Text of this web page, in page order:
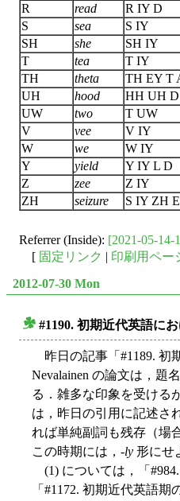
R
read
R IY D
S
sea
S IY
SH
she
SH IY
T
tea
T IY
TH
theta
TH EY T
UH
hood
HH UH D
UW
two
T UW
V
vee
V IY
W
we
W IY
Y
yield
Y IY L D
Z
zee
Z IY
ZH
seizure S IY ZH
Referrer (Inside): [2021-05-14-
[ 固定リンク | 印刷用ペー
2012-07-30 Mon
#1190. 初期近代英語に
昨日の記事「#1189. 初
Nevalainen の論文は，題
る．雑多な印象を受ける
は，昨日の引用に記述さ
れば単純副詞も残存（場
この時期には，-ly 形にせ
(1) については，「
「#1172. 初期近代英語